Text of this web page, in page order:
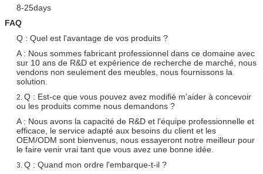
8-25days
FAQ
Q : Quel est l'avantage de vos produits ?
A : Nous sommes fabricant professionnel dans ce domaine avec
sur 10 ans de R&D et expérience de recherche de marché, nous
vendons non seulement des meubles, nous fournissons la
solution.
2. Q : Est-ce que vous pouvez avez modifié m'aider à concevoir
ou les produits comme nous demandons ?
A : Nous avons la capacité de R&D et l'équipe professionnelle et
efficace, le service adapté aux besoins du client et les
OEM/ODM sont bienvenus, nous essayeront notre meilleur pour
le faire venir vrai tant que vous avez une bonne idée.
3. Q : Quand mon ordre l'embarque-t-il ?